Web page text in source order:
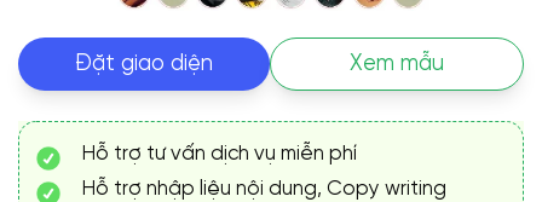
Đặt giao diện Xem mẫu
Hỗ trợ tư vấn dịch vụ miễn phí
Hỗ trợ nhập liệu nội dung, Copy writing